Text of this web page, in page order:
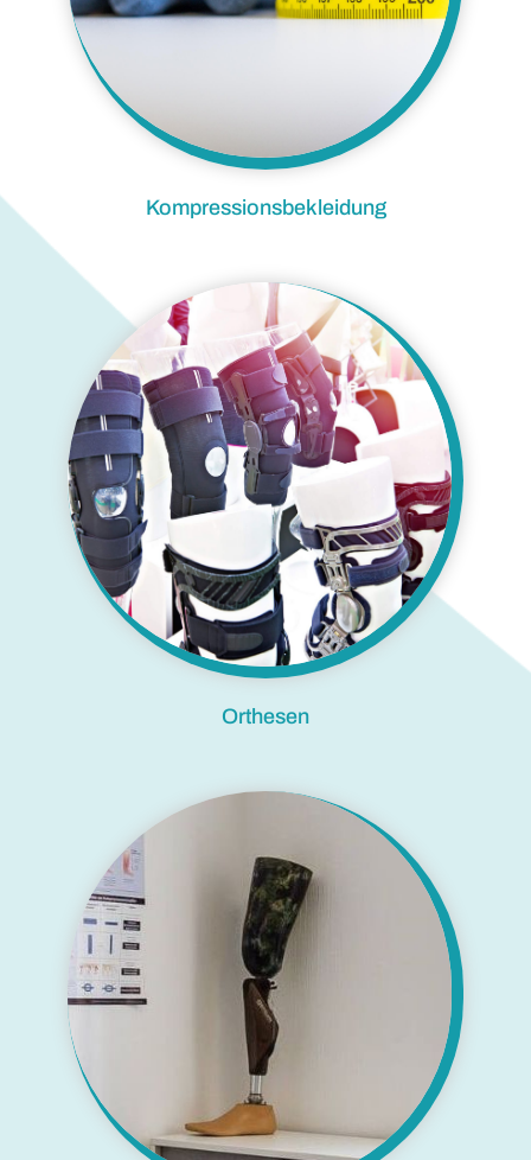
Kompressionsbekleidung
Orthesen